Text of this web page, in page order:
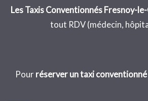
Les Taxis Conventionnés Fresnoy-
tout RDV (médecin,
Pour réserver un taxi